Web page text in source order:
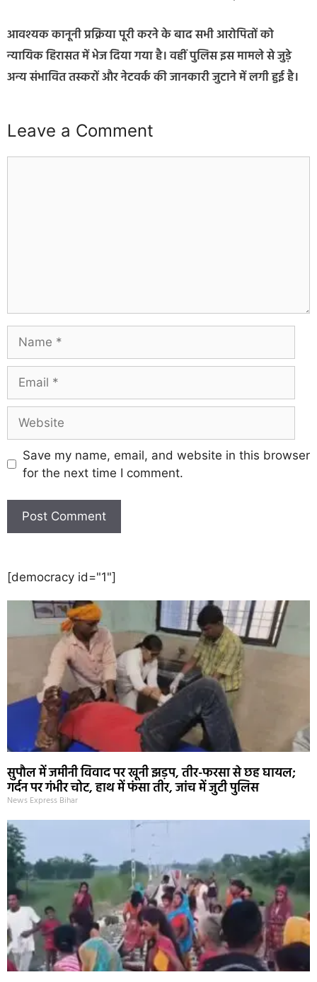
आवश्यक कानूनी प्रक्रिया पूरी करने के बाद सभी आरोपितों को
न्यायिक हिरासत में भेज दिया गया है। वहीं पुलिस इस मामले से जुड़े
अन्य संभावित तस्करों और नेटवर्क की जानकारी जुटाने में लगी हुई है।
Leave a Comment
Save my name, email, and website in this browser
for the next time I comment.
[democracy id="1"]
सुपौल में जमीनी विवाद पर खूनी झड़प, तीर-फरसा से छह घायल;
गर्दन पर गंभीर चोट, हाथ में फंसा तीर, जांच में जुटी पुलिस
News Express Bihar